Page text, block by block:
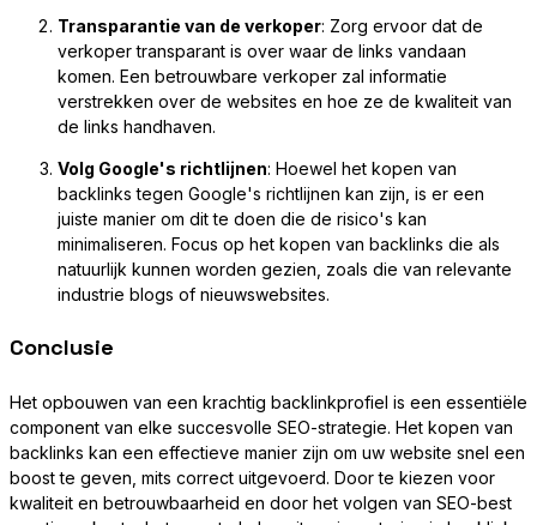
Transparantie van de verkoper: Zorg ervoor dat de
verkoper transparant is over waar de links vandaan
komen. Een betrouwbare verkoper zal informatie
verstrekken over de websites en hoe ze de kwaliteit van
de links handhaven.
Volg Google's richtlijnen: Hoewel het kopen van
backlinks tegen Google's richtlijnen kan zijn, is er een
juiste manier om dit te doen die de risico's kan
minimaliseren. Focus op het kopen van backlinks die als
natuurlijk kunnen worden gezien, zoals die van relevante
industrie blogs of nieuwswebsites.
Conclusie
Het opbouwen van een krachtig backlinkprofiel is een essentiële
component van elke succesvolle SEO-strategie. Het kopen van
backlinks kan een effectieve manier zijn om uw website snel een
boost te geven, mits correct uitgevoerd. Door te kiezen voor
kwaliteit en betrouwbaarheid en door het volgen van SEO-best